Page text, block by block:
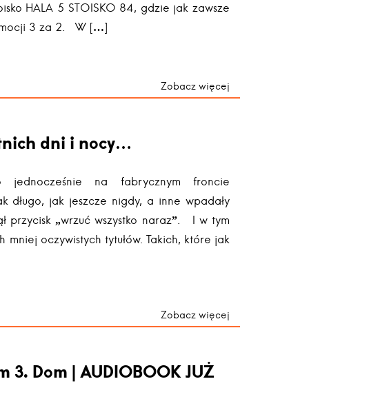
HALA 5 STOISKO 84, gdzie jak zawsze
3 za 2. W […]
Zobacz więcej
dni i nocy…
na fabrycznym froncie
długo, jak jeszcze nigdy, a inne wpadały
przycisk „wrzuć wszystko naraz”. I w tym
mniej oczywistych tytułów. Takich, które jak
Zobacz więcej
3. Dom | AUDIOBOOK JUŻ